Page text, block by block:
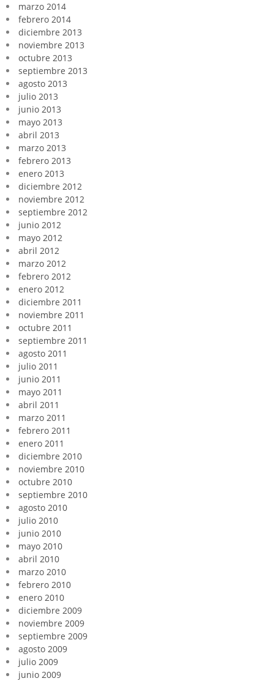
marzo 2014
febrero 2014
diciembre 2013
noviembre 2013
octubre 2013
septiembre 2013
agosto 2013
julio 2013
junio 2013
mayo 2013
abril 2013
marzo 2013
febrero 2013
enero 2013
diciembre 2012
noviembre 2012
septiembre 2012
junio 2012
mayo 2012
abril 2012
marzo 2012
febrero 2012
enero 2012
diciembre 2011
noviembre 2011
octubre 2011
septiembre 2011
agosto 2011
julio 2011
junio 2011
mayo 2011
abril 2011
marzo 2011
febrero 2011
enero 2011
diciembre 2010
noviembre 2010
octubre 2010
septiembre 2010
agosto 2010
julio 2010
junio 2010
mayo 2010
abril 2010
marzo 2010
febrero 2010
enero 2010
diciembre 2009
noviembre 2009
septiembre 2009
agosto 2009
julio 2009
junio 2009